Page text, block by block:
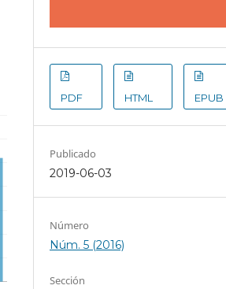
PDF HTML EPUB
Publicado
2019-06-03
Número
Núm. 5 (2016)
Sección